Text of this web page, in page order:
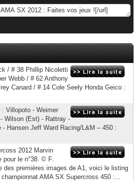
/ # 38 Phillip Nicoletti
Webb / # 62 Anthony
Canard / # 14 Cole Seely Honda Geico :
Villopoto - Weimer
Wilson (Est) - Rattray -
Hansen Jeff Ward Racing/L&M – 450 :
2012 Marvin
pour le n°38. © F.
des premières images de A1, voici le listing
AMA SX Supercross 450 :...